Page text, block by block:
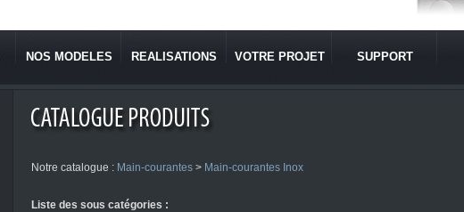
NOS MODELES REALISATIONS VOTRE PROJET SUPPORT
Notre catalogue : Main-courantes > Main-courantes Inox
Liste des sous catégories :